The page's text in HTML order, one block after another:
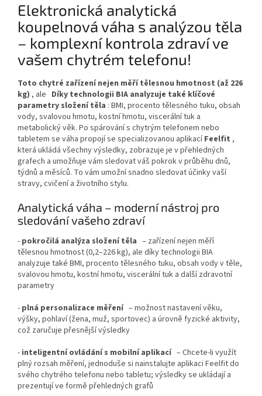
Elektronická analytická
koupelnová váha s analýzou těla
– komplexní kontrola zdraví ve
vašem chytrém telefonu!
Toto chytré zařízení nejen měří tělesnou hmotnost (až 226
kg) , ale Díky technologii BIA analyzuje také klíčové
parametry složení těla : BMI, procento tělesného tuku, obsah
vody, svalovou hmotu, kostní hmotu, viscerální tuk a
metabolický věk. Po spárování s chytrým telefonem nebo
tabletem se váha propojí se specializovanou aplikací Feelfit ,
která ukládá všechny výsledky, zobrazuje je v přehledných
grafech a umožňuje vám sledovat váš pokrok v průběhu dnů,
týdnů a měsíců. To vám umožní snadno sledovat účinky vaší
stravy, cvičení a životního stylu.
Analytická váha – moderní nástroj pro
sledování vašeho zdraví
- pokročilá analýza složení těla – zařízení nejen měří
tělesnou hmotnost (0,2–226 kg), ale díky technologii BIA
analyzuje také BMI, procento tělesného tuku, obsah vody v těle,
svalovou hmotu, kostní hmotu, viscerální tuk a další zdravotní
parametry
- plná personalizace měření – možnost nastavení věku,
výšky, pohlaví (žena, muž, sportovec) a úrovně fyzické aktivity,
což zaručuje přesnější výsledky
- inteligentní ovládání s mobilní aplikací – Chcete-li využít
plný rozsah měření, jednoduše si nainstalujte aplikaci Feelfit do
svého chytrého telefonu nebo tabletu; výsledky se ukládají a
prezentují ve formě přehledných grafů